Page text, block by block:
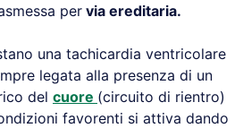
per via ereditaria.
una tachicardia ventricolare
legata alla presenza di un
del cuore (circuito di rientro)
favorenti si attiva dando